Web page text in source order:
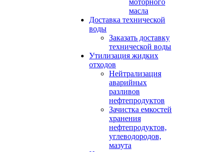
моторного
масла
Доставка технической
воды
Заказать доставку
технической воды
Утилизация жидких
отходов
Нейтрализация
аварийных
разливов
нефтепродуктов
Зачистка емкостей
хранения
нефтепродуктов,
углеводородов,
мазута